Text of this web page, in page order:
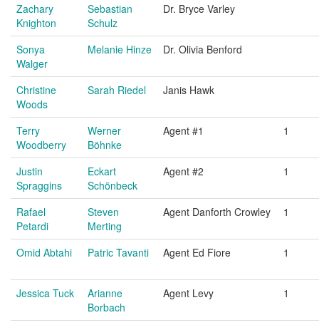
Zachary
Knighton
Sebastian
Schulz
Dr. Bryce Varley
Sonya
Walger
Melanie Hinze Dr. Olivia Benford
Christine
Woods
Sarah Riedel Janis Hawk
Terry
Woodberry
Werner
Böhnke
Agent #1 1
Justin
Spraggins
Eckart
Schönbeck
Agent #2 1
Rafael
Petardi
Steven
Merting
Agent Danforth Crowley 1
Omid Abtahi Patric Tavanti Agent Ed Fiore 1
Jessica Tuck
Arianne
Borbach
Agent Levy 1